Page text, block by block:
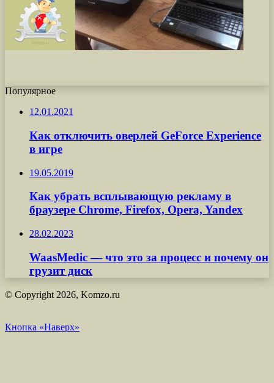
Популярное
12.01.2021
Как отключить оверлей GeForce Experience
в игре
19.05.2019
Как убрать всплывающую рекламу в
браузере Chrome, Firefox, Opera, Yandex
28.02.2023
WaasMedic — что это за процесс и почему он
грузит диск
© Copyright 2026, Komzo.ru
Кнопка «Наверх»